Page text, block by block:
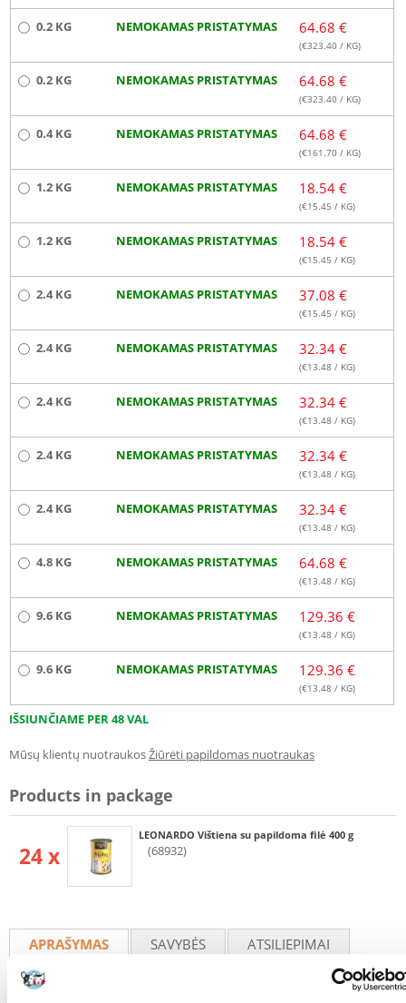
0.2 KG NEMOKAMAS PRISTATYMAS 64.68 €
(€323.40 / KG)
0.2 KG NEMOKAMAS PRISTATYMAS 64.68 €
(€323.40 / KG)
0.4 KG NEMOKAMAS PRISTATYMAS 64.68 €
(€161.70 / KG)
1.2 KG NEMOKAMAS PRISTATYMAS 18.54 €
(€15.45 / KG)
1.2 KG NEMOKAMAS PRISTATYMAS 18.54 €
(€15.45 / KG)
2.4 KG NEMOKAMAS PRISTATYMAS 37.08 €
(€15.45 / KG)
2.4 KG NEMOKAMAS PRISTATYMAS 32.34 €
(€13.48 / KG)
2.4 KG NEMOKAMAS PRISTATYMAS 32.34 €
(€13.48 / KG)
2.4 KG NEMOKAMAS PRISTATYMAS 32.34 €
(€13.48 / KG)
2.4 KG NEMOKAMAS PRISTATYMAS 32.34 €
(€13.48 / KG)
4.8 KG NEMOKAMAS PRISTATYMAS 64.68 €
(€13.48 / KG)
9.6 KG NEMOKAMAS PRISTATYMAS 129.36 €
(€13.48 / KG)
9.6 KG NEMOKAMAS PRISTATYMAS 129.36 €
(€13.48 / KG)
IŠSIUNČIAME PER 48 VAL
Mūsų klientų nuotraukosŽiūrėti papildomas nuotraukas
Products in package
24 x
LEONARDO Vištiena su papildoma filė 400 g
(68932)
APRAŠYMAS SAVYBĖS
ATSILIEPIMAI